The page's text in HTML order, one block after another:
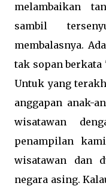
melambaikan
sambil
membalasnya.
tak sopan berkata
Untuk yang
anggapan anak-
wisatawan
penampilan
wisatawan dan
negara asing.